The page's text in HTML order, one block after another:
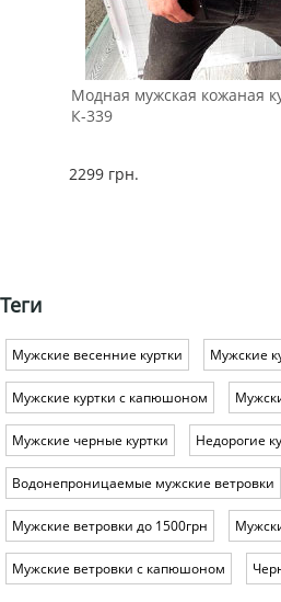
Модная мужская кожаная
К-339
2299 грн.
Теги
Мужские весенние куртки Мужские
Мужские куртки с капюшоном
Мужские черные куртки Недорогие
Водонепроницаемые мужские ветровки
Мужские ветровки до 1500грн
Мужские ветровки с капюшоном